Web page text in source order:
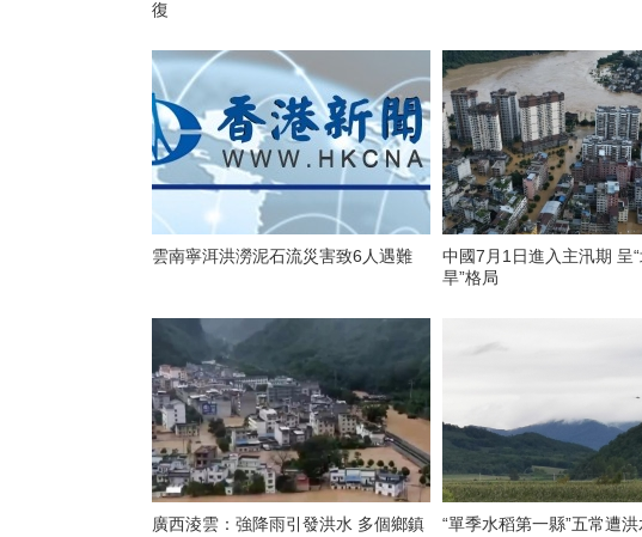
復
雲南寧洱洪澇泥石流災害致6人遇難
中國7月1日進入主汛期 呈
旱”格局
廣西淩雲：強降雨引發洪水 多個鄉鎮
“單季水稻第一縣”五常遭洪